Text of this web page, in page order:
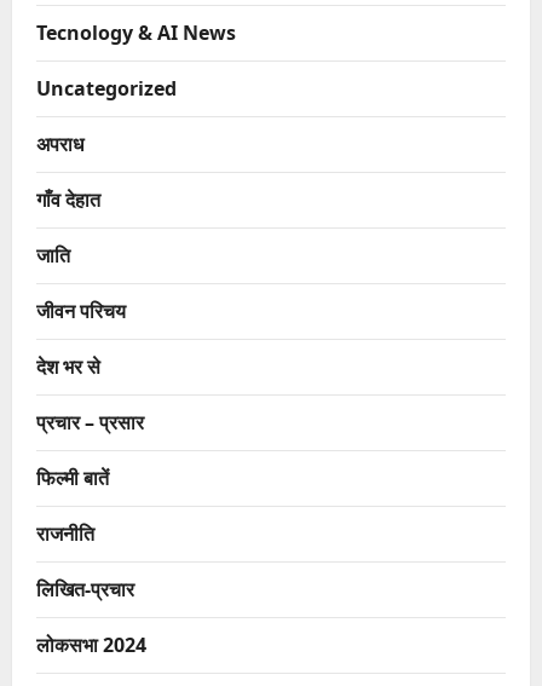
Tecnology & AI News
Uncategorized
अपराध
गाँव देहात
जाति
जीवन परिचय
देश भर से
प्रचार – प्रसार
फिल्मी बातें
राजनीति
लिखित-प्रचार
लोकसभा 2024